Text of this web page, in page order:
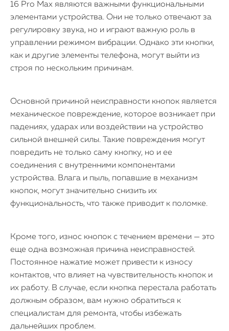
16 Pro Max являются важными функциональными
элементами устройства. Они не только отвечают за
регулировку звука, но и играют важную роль в
управлении режимом вибрации. Однако эти кнопки,
как и другие элементы телефона, могут выйти из
строя по нескольким причинам.
Основной причиной неисправности кнопок является
механическое повреждение, которое возникает при
падениях, ударах или воздействии на устройство
сильной внешней силы. Такие повреждения могут
повредить не только саму кнопку, но и ее
соединения с внутренними компонентами
устройства. Влага и пыль, попавшие в механизм
кнопок, могут значительно снизить их
функциональность, что также приводит к поломке.
Кроме того, износ кнопок с течением времени — это
еще одна возможная причина неисправностей.
Постоянное нажатие может привести к износу
контактов, что влияет на чувствительность кнопок и
их работу. В случае, если кнопка перестала работать
должным образом, вам нужно обратиться к
специалистам для ремонта, чтобы избежать
дальнейших проблем.